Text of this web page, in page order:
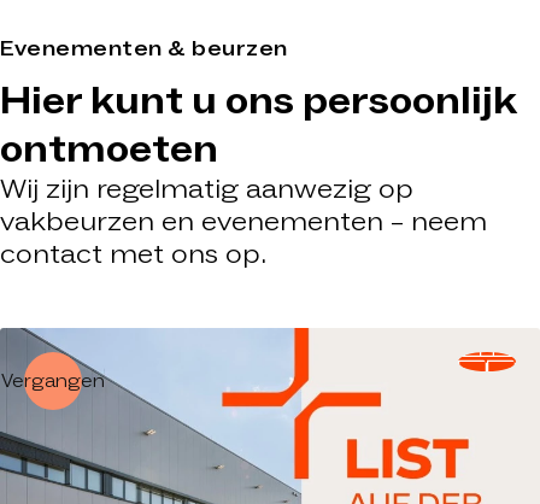
Evenementen & beurzen
Hier kunt u ons persoonlijk
ontmoeten
Wij zijn regelmatig aanwezig op
vakbeurzen en evenementen – neem
contact met ons op.
Vergangen